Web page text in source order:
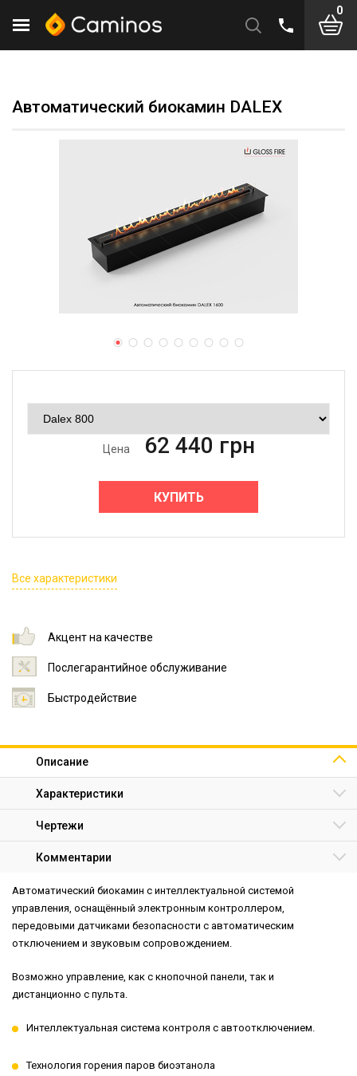
0
Автоматический биокамин DALEX
Цена 62 440 грн
КУПИТЬ
Все характеристики
Акцент на качестве
Послегарантийное обслуживание
Быстродействие
Описание
Характеристики
Чертежи
Комментарии
Автоматический биокамин с интеллектуальной системой
управления, оснащённый электронным контроллером,
передовыми датчиками безопасности с автоматическим
отключением и звуковым сопровождением.
Возможно управление, как с кнопочной панели, так и
дистанционно с пульта.
Интеллектуальная система контроля с автоотключением.
Технология горения паров биоэтанола